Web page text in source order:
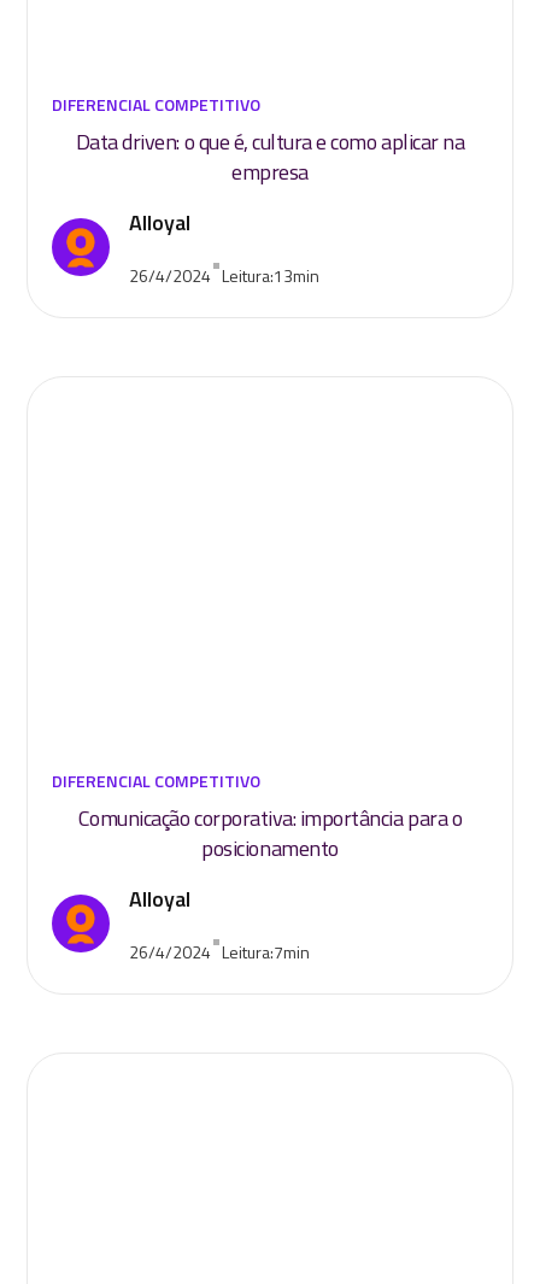
DIFERENCIAL COMPETITIVO
Data driven: o que é, cultura e como aplicar na
empresa
Alloyal
26/4/2024•Leitura:13min
DIFERENCIAL COMPETITIVO
Comunicação corporativa: importância para o
posicionamento
Alloyal
26/4/2024•Leitura:7min